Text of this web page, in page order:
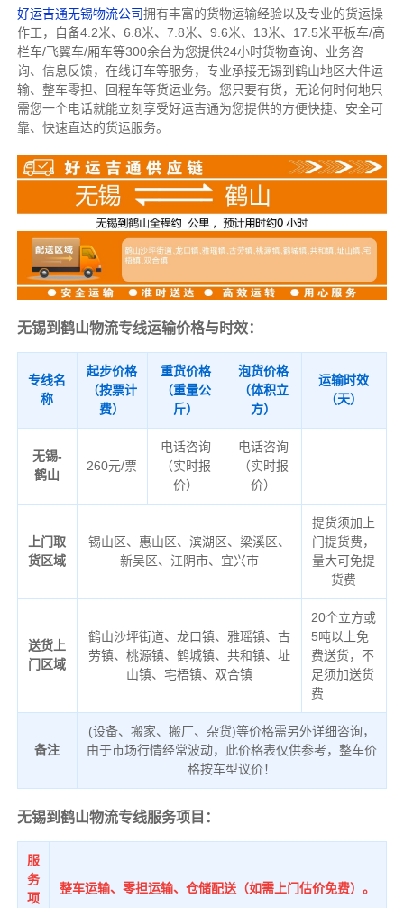
好运吉通无锡物流公司拥有丰富的货物运输经验以及专业的货运操
作工，自备4.2米、6.8米、7.8米、9.6米、13米、17.5米平板车/高
栏车/飞翼车/厢车等300余台为您提供24小时货物查询、业务咨
询、信息反馈，在线订车等服务， 专业承接无锡到鹤山地区大件运
输、整车零担、回程车等货运业务。 您只要有货，无论何时何地只
需您一个电话就能立刻享受好运吉通为您提供的方便快捷、安全可
靠、快速直达的货运服务。
无锡到鹤山物流专线运输价格与时效：
专线名
称
起步价格
（按票计
费）
重货价格
（重量公
斤）
泡货价格
（体积立
方）
运输时效
（天）
无锡-
鹤山
260元/票
电话咨询
（实时报
价）
电话咨询
（实时报
价）
上门取
货区域
锡山区、惠山区、滨湖区、梁溪区、
新吴区、江阴市、宜兴市
提货须加上
门提货费，
量大可免提
货费
送货上
门区域
鹤山沙坪街道、龙口镇、雅瑶镇、古
劳镇、桃源镇、鹤城镇、共和镇、址
山镇、宅梧镇、双合镇
20个立方或
5吨以上免
费送货，不
足须加送货
费
备注
(设备、搬家、搬厂、杂货)等价格需另外详细咨询，
由于市场行情经常波动，此价格表仅供参考，整车价
格按车型议价！
无锡到鹤山物流专线服务项目：
服
务
项
整车运输、零担运输、仓储配送（如需上门估价免费）。